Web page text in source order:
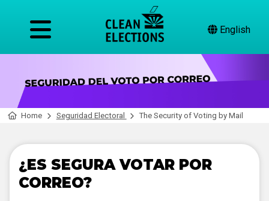
English
Home Seguridad Electoral The Security of Voting by Mail
¿ES SEGURA VOTAR POR
CORREO?